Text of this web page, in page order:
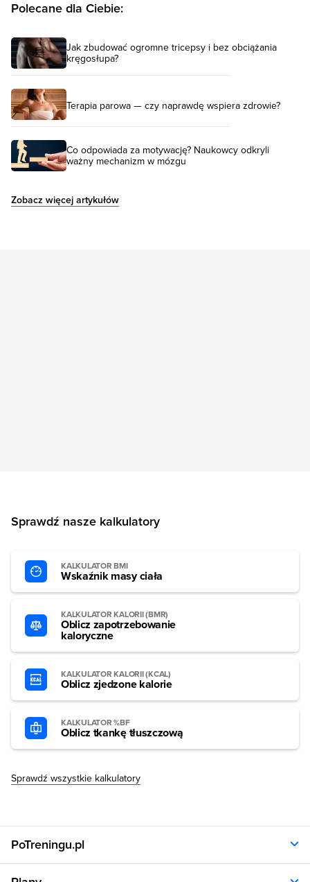
Polecane dla Ciebie:
Jak zbudować ogromne tricepsy i bez obciążania
kręgosłupa?
Terapia parowa — czy naprawdę wspiera zdrowie?
Co odpowiada za motywację? Naukowcy odkryli
ważny mechanizm w mózgu
Zobacz więcej artykułów
Sprawdź nasze kalkulatory
KALKULATOR BMI
Wskaźnik masy ciała
KALKULATOR KALORII (BMR)
Oblicz zapotrzebowanie
kaloryczne
KALKULATOR KALORII (KCAL)
Oblicz zjedzone kalorie
KALKULATOR %BF
Oblicz tkankę tłuszczową
Sprawdź wszystkie kalkulatory
PoTreningu.pl